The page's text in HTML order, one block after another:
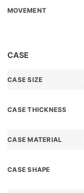
MOVEMENT
CASE
CASE SIZE
CASE THICKNESS
CASE MATERIAL
CASE SHAPE